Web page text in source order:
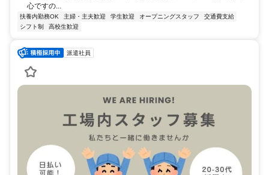
心ですの...
扶養内勤務OK 主婦・主夫歓迎 学生歓迎 オープニングスタッフ
交通費支給
シフト制
高校生歓迎
派遣社員